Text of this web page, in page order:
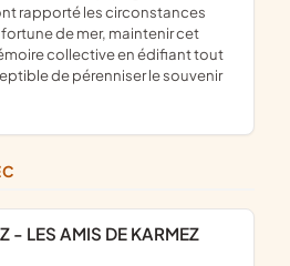
rapporté les circonstances
de mer, maintenir cet
collective en édifiant tout
de pérenniser le souvenir
- LES AMIS DE KARMEZ